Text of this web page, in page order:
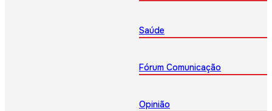
Saúde
Fórum Comunicação
Opinião